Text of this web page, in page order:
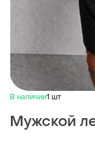
В наличии1 шт
Мужской